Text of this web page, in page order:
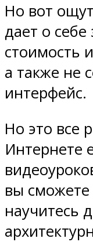
Но вот
дает о
стоимость
а также не
интерфейс.
Но это все
Интернете
вы сможете
научитесь